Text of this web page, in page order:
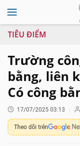
TIÊU ĐIỂM
Trường
bằng, liên
Có công
17/07/2025 03:13
Theo dõi trên